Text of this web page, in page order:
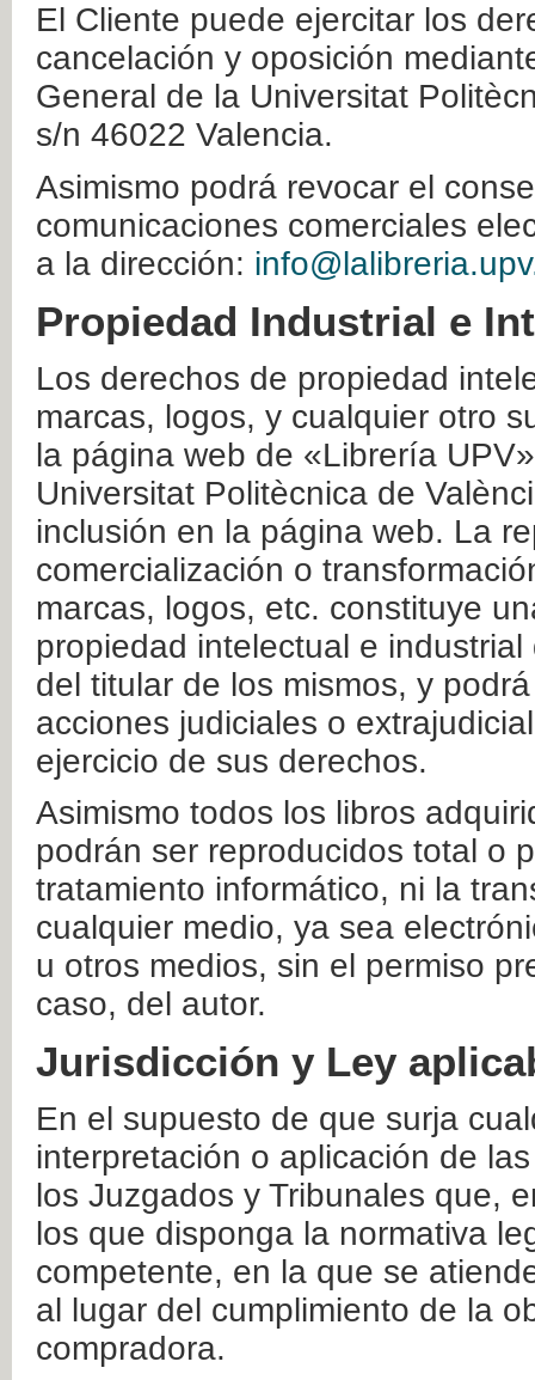
El Cliente puede ejercitar los
cancelación y oposición
General de la Universitat
s/n 46022 Valencia.
Asimismo podrá revocar el
comunicaciones comerciales
a la dirección:
Propiedad Industrial e
Los derechos de propiedad
marcas, logos, y cualquier otro
la página web de «Librería
Universitat Politècnica de
inclusión en la página web. La
comercialización o
marcas, logos, etc. constituye
propiedad intelectual e
del titular de los mismos, y
acciones judiciales o
ejercicio de sus derechos.
Asimismo todos los libros
podrán ser reproducidos total o
tratamiento informático, ni la
cualquier medio, ya sea
u otros medios, sin el permiso
caso, del autor.
Jurisdicción y Ley
En el supuesto de que surja
interpretación o aplicación de
los Juzgados y Tribunales que,
los que disponga la normativa
competente, en la que se
al lugar del cumplimiento de la
compradora.